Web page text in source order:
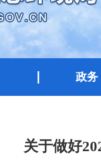
政务
关于做好